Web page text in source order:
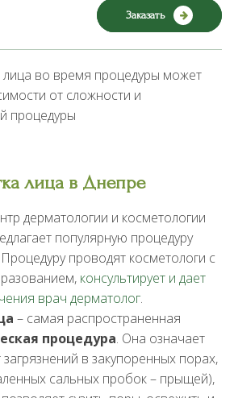
Заказать
лица во время процедуры может
от сложности и
процедуры
лица в Днепре
дерматологии и косметологии
популярную процедуру
проводят косметологи с
консультирует и дает
врач дерматолог.
– самая распространенная
процедура. Она означает
в закупоренных порах,
сальных пробок – прыщей),